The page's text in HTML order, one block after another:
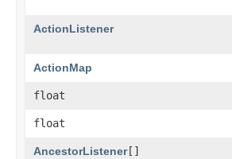
ActionListener
ActionMap
float
float
AncestorListener[]